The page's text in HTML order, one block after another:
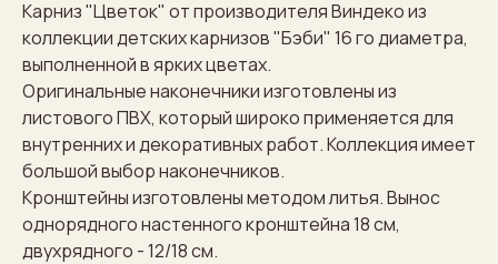
Карниз "Цветок" от производителя Виндеко из
коллекции детских карнизов "Бэби" 16 го диаметра,
выполненной в ярких цветах.
Оригинальные наконечники изготовлены из
листового ПВХ, который широко применяется для
внутренних и декоративных работ. Коллекция имеет
большой выбор наконечников.
Кронштейны изготовлены методом литья. Вынос
однорядного настенного кронштейна 18 см,
двухрядного - 12/18 см.